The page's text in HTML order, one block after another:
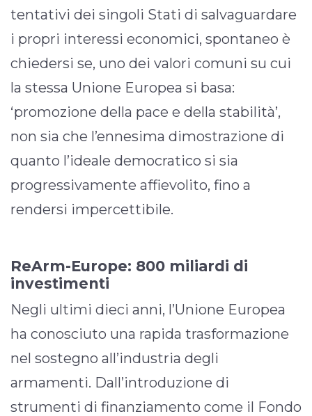
tentativi dei singoli Stati di salvaguardare
i propri interessi economici, spontaneo è
chiedersi se, uno dei valori comuni su cui
la stessa Unione Europea si basa:
‘promozione della pace e della stabilità’,
non sia che l’ennesima dimostrazione di
quanto l’ideale democratico si sia
progressivamente affievolito, fino a
rendersi impercettibile.
ReArm-Europe: 800 miliardi di
investimenti
Negli ultimi dieci anni, l’Unione Europea
ha conosciuto una rapida trasformazione
nel sostegno all’industria degli
armamenti. Dall’introduzione di
strumenti di finanziamento come il Fondo